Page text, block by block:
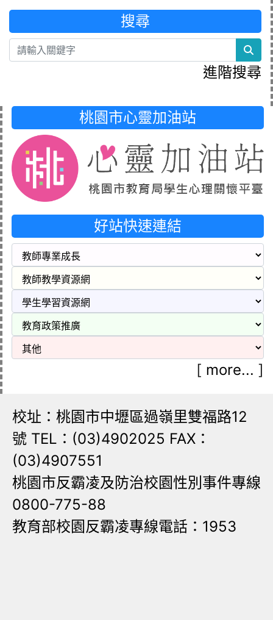
搜尋
進階搜尋
桃園市心靈加油站
好站快速連結
[ more... ]
校址：桃園市中壢區過嶺里雙福路12
號 TEL：(03)4902025 FAX：
(03)4907551
桃園市反霸凌及防治校園性別事件專線
0800-775-88
教育部校園反霸凌專線電話：1953